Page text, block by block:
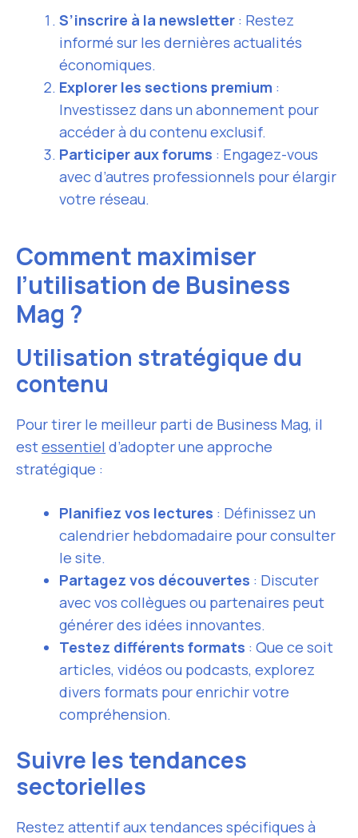
S’inscrire à la newsletter : Restez
informé sur les dernières actualités
économiques.
Explorer les sections premium :
Investissez dans un abonnement pour
accéder à du contenu exclusif.
Participer aux forums : Engagez-vous
avec d’autres professionnels pour élargir
votre réseau.
Comment maximiser
l’utilisation de Business
Mag ?
Utilisation stratégique du
contenu
Pour tirer le meilleur parti de Business Mag, il
estessentiel d’adopter une approche
stratégique :
Planifiez vos lectures : Définissez un
calendrier hebdomadaire pour consulter
le site.
Partagez vos découvertes : Discuter
avec vos collègues ou partenaires peut
générer des idées innovantes.
Testez différents formats : Que ce soit
articles, vidéos ou podcasts, explorez
divers formats pour enrichir votre
compréhension.
Suivre les tendances
sectorielles
Restez attentif aux tendances spécifiques à